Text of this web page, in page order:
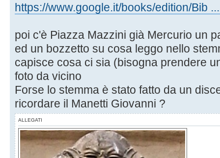
https://www.google.it/books/edition/Bib
poi c'è Piazza Mazzini già Mercurio un
ed un bozzetto su cosa leggo nello
capisce cosa ci sia (bisogna prendere
foto da vicino
Forse lo stemma è stato fatto da un
ricordare il Manetti Giovanni ?
ALLEGATI